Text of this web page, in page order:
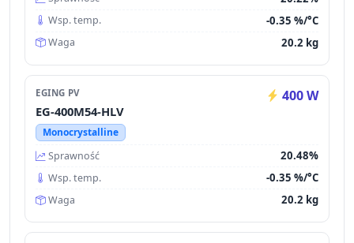
Wsp. temp. -0.35 %/°C
Waga 20.2 kg
EGING PV 400 W
EG-400M54-HLV
Monocrystalline
Sprawność
20.48%
Wsp. temp. -0.35 %/°C
Waga 20.2 kg